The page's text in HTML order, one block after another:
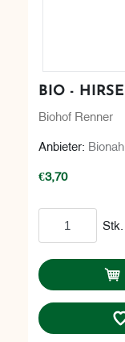
BIO -
Biohof Renner
Anbieter:
€3,70
Stk.